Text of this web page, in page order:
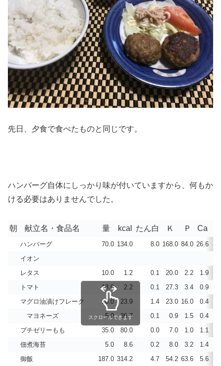
先日、夕食で食べたものと同じです。
ハンバーグ自体にしっかり味が付いていますから、何もか
ける必要はありませんでした。
朝 献立名・食品名 量 kcal たん白 Ｋ Ｐ Ca
ハンバーグ 70.0 134.0 8.0 168.0 84.0 26.6
イオン
レタス
10.0 1.2 0.1 20.0 2.2 1.9
トマト
13.0 2.2 0.1 27.3 3.4 0.9
マグロ油漬けフレーク
10.0 23.9 1.4 23.0 16.0 0.4
マヨネーズ
5.0 36.7 0.1 0.9 1.5 0.4
プチゼリーもも
35.0 80.0 0.0 7.0 1.0
1.1
佃煮海苔
5.0 8.6 0.2 8.0 3.2 1.4
御飯
187.0 314.2 4.7 54.2 63.6 5.6
スクロールできます